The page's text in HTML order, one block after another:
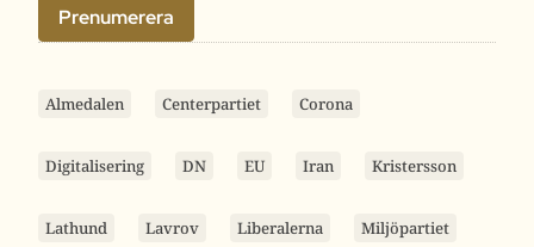
Prenumerera
Almedalen Centerpartiet Corona
Digitalisering DN EU Iran Kristersson
Lathund Lavrov Liberalerna Miljöpartiet